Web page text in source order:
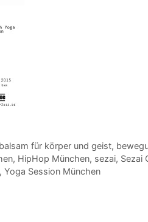
balsam für körper und geist,
, HipHop München, sezai, Sezai
, Yoga Session München